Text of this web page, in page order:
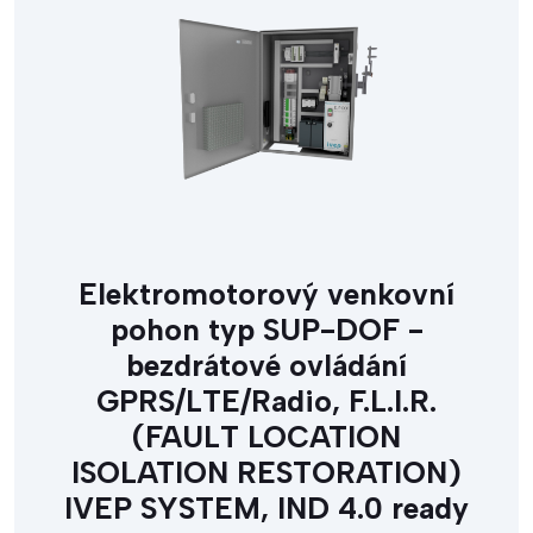
Elektromotorový venkovní
pohon typ SUP-DOF -
bezdrátové ovládání
GPRS/LTE/Radio, F.L.I.R.
(FAULT LOCATION
ISOLATION RESTORATION)
IVEP SYSTEM, IND 4.0 ready